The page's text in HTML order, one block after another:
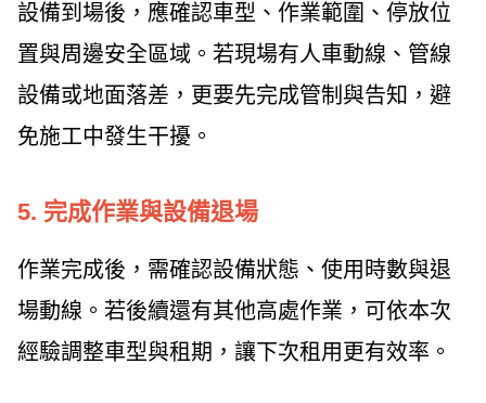
設備到場後，應確認車型、作業範圍、停放位
置與周邊安全區域。若現場有人車動線、管線
設備或地面落差，更要先完成管制與告知，避
免施工中發生干擾。
5. 完成作業與設備退場
作業完成後，需確認設備狀態、使用時數與退
場動線。若後續還有其他高處作業，可依本次
經驗調整車型與租期，讓下次租用更有效率。